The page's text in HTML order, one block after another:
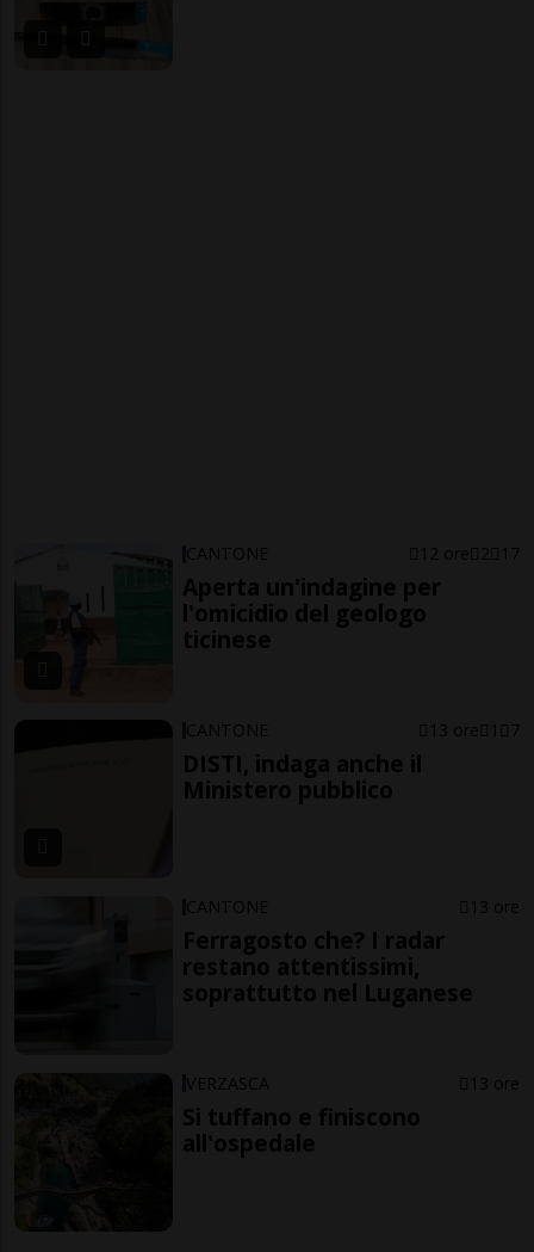
CANTONE 12 ore 2 17
Aperta un'indagine per
l'omicidio del geologo
ticinese
CANTONE 13 ore 1 7
DISTI, indaga anche il
Ministero pubblico
CANTONE 13 ore
Ferragosto che? I radar
restano attentissimi,
soprattutto nel Luganese
VERZASCA 13 ore
Si tuffano e finiscono
all'ospedale